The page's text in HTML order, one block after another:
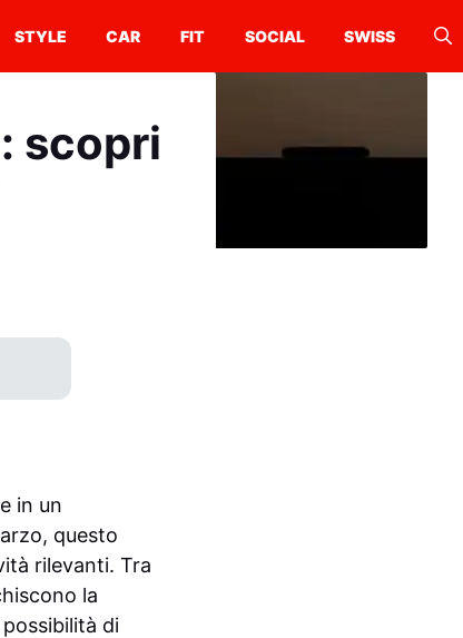
STYLE CAR FIT SOCIAL SWISS
scopri
in un
questo
rilevanti. Tra
la
di